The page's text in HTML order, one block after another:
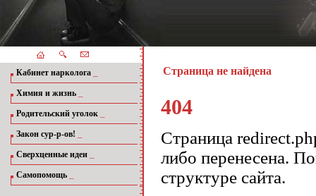
Кабинет нарколога
Химия и жизнь
Родительский уголок
Закон сур-р-ов!
Сверхценные идеи
Самопомощь
Страница не найдена
404
Страница
либо перенесена.
структуре сайта.